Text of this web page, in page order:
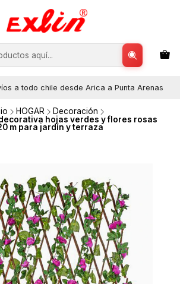
a todo chile desde Arica a Punta Arenas
HOGAR
Decoración
hojas verdes y flores rosas
m para jardín y terraza